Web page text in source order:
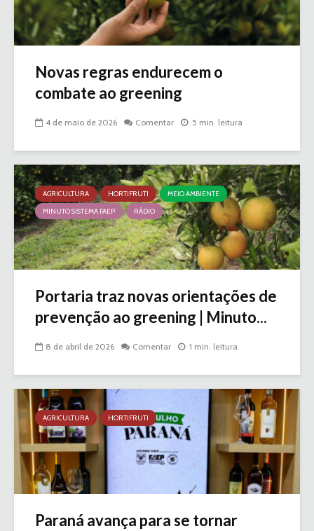
Novas regras endurecem o
combate ao greening
4 de maio de 2026 Comentar 5 min. leitura
AGRICULTURA HORTIFRUTI
MEIO AMBIENTE
MINUTO SISTEMA FAEP
RÁDIO
Portaria traz novas orientações de
prevenção ao greening | Minuto...
8 de abril de 2026 Comentar 1 min. leitura
AGRICULTURA HORTIFRUTI
Paraná avança para se tornar